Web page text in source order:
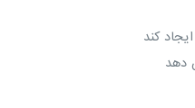
کند
دهد